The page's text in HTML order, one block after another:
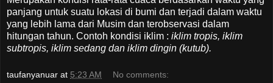
panjang untuk suatu lokasi di bumi dan terjadi dalam waktu
yang lebih lama dari Musim dan terobservasi dalam
hitungan tahun. Contoh kondisi iklim : iklim tropis, iklim
subtropis, iklim sedang dan iklim dingin (kutub).
taufanyanuar at 5:23 AM No comments: